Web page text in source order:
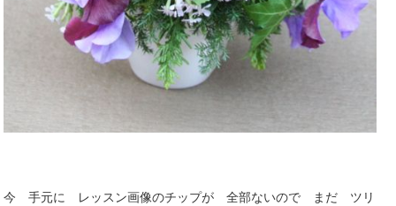
今 手元に レッスン画像のチップが 全部ないので まだ ツリ